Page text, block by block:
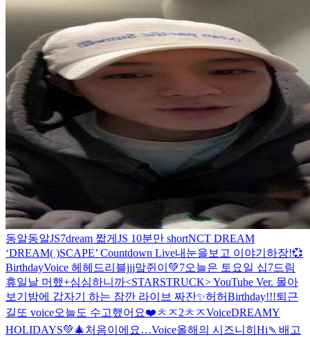
동알동알JS7dream 짧게 JS 10분만 shortNCT DREAM
‘DREAM( )SCAPE’ Countdown Live내눈을보고 이야기하장!💞
BirthdayVoice 헤헤 드리블jjj맠쥔이💚7오늘은 토요일 십7드림
휴일날 머했+심심하니까<STARSTRUCK> YouTube Ver. 몰아
보기 밤에 갑자기 하는 잠깐 라이브 짜잔✨허허Birthday!!!퇴근
길 또 voice오늘도 수고했어요❤️ㅊㅈ2ㅊㅈVoiceDREAMY
HOLIDAYS💚🎄처음이에요…Voice올해의 시즈니 히 Hi🍡 배고